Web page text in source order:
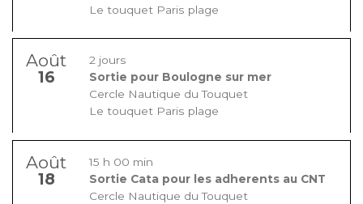
Le touquet Paris plage
Août
16
2 jours
Sortie pour Boulogne sur mer
Cercle Nautique du Touquet
Le touquet Paris plage
Août
18
15 h 00 min
Sortie Cata pour les adherents au CNT
Cercle Nautique du Touquet